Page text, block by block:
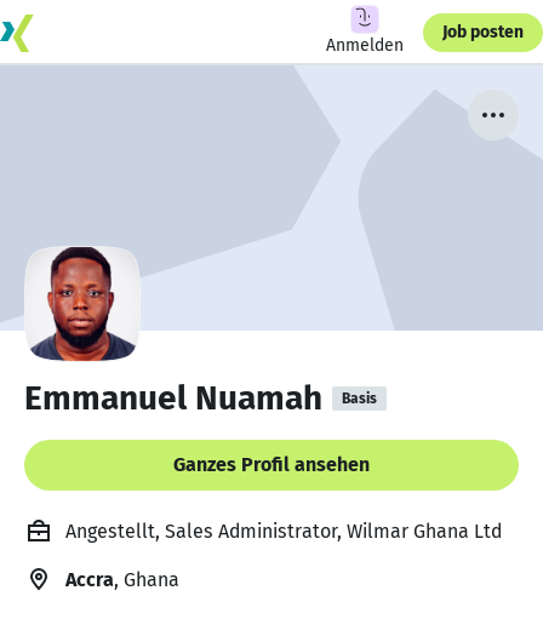
Anmelden
Job posten
Emmanuel Nuamah Basis
Ganzes Profil ansehen
Angestellt, Sales Administrator, Wilmar Ghana Ltd
Accra, Ghana